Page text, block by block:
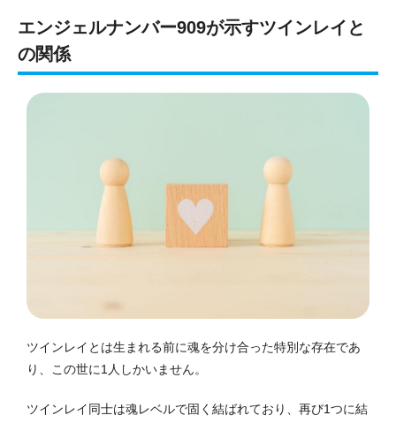
エンジェルナンバー909が示すツインレイと
の関係
ツインレイとは生まれる前に魂を分け合った特別な存在であ
り、この世に1人しかいません。
ツインレイ同士は魂レベルで固く結ばれており、再び1つに結